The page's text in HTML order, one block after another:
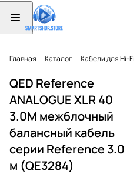
Главная Каталог Кабели для Hi-Fi
QED Reference
ANALOGUE XLR 40
3.0M межблочный
балансный кабель
серии Reference 3.0
м (QE3284)